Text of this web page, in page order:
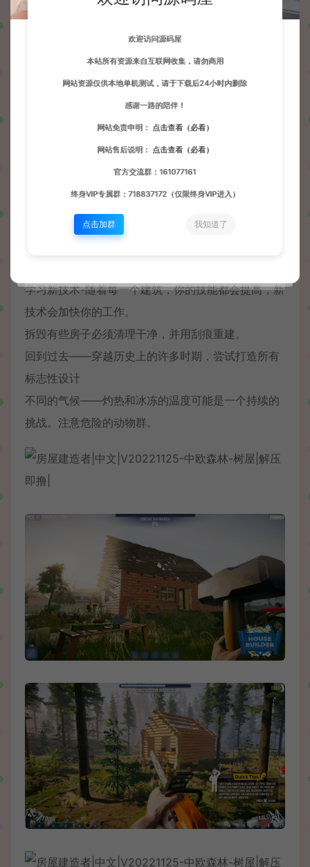
知识，以防止施工中出现任何故障。到时候你的技能
会更好，建筑也会更先进。当所有的设计都完成后，
只需一小会儿就可以完成，让你的房子看起来别具一
格。买家会很高兴的！
学习新技术-随着每一个建筑，你的技能都会提高，新
技术会加快你的工作。
拆毁有些房子必须清理干净，并用刮痕重建。
回到过去——穿越历史上的许多时期，尝试打造所有
标志性设计
不同的气候——灼热和冰冻的温度可能是一个持续的
挑战。注意危险的动物群。
欢迎访问源码屋
本站所有资源来自互联网收集，请勿商用
网站资源仅供本地单机测试，请于下载后24小时内删除
感谢一路的陪伴！
网站免责申明： 点击查看（必看）
网站售后说明： 点击查看（必看）
官方交流群：161077161
终身VIP专属群：718837172（仅限终身VIP进入）
点击加群 我知道了